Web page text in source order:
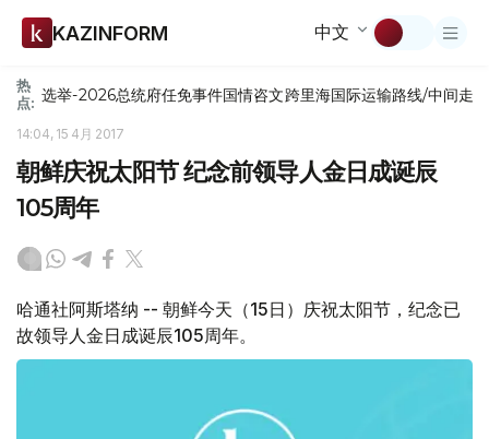
KAZINFORM 中文
热
点: 选举-2026总统府任免事件国情咨文跨里海国际运输路线/中间走廊
14:04, 15 4月 2017
朝鲜庆祝太阳节 纪念前领导人金日成诞辰
105周年
哈通社阿斯塔纳 -- 朝鲜今天（15日）庆祝太阳节，纪念已
故领导人金日成诞辰105周年。